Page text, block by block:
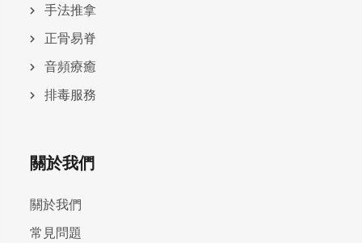
手法推拿
正骨易脊
⾳頻療癒
排毒服務
關於我們
關於我們
常見問題